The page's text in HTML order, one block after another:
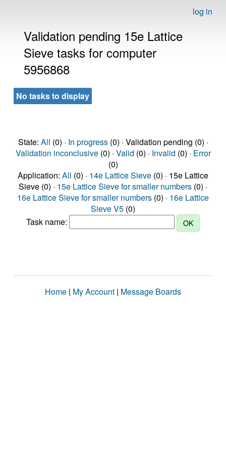
log in
Validation pending 15e Lattice
Sieve tasks for computer
5956868
No tasks to display
State: All (0) · In progress(0) · Validation pending (0) ·
Validation inconclusive(0) · Valid (0) · Invalid (0) · Error
(0)
Application: All (0) · 14e Lattice Sieve (0) · 15e Lattice
Sieve (0) · 15e Lattice Sieve for smaller numbers (0) ·
16e Lattice Sieve for smaller numbers (0) · 16e Lattice
Sieve V5 (0)
Task name:
Home | My Account | Message Boards